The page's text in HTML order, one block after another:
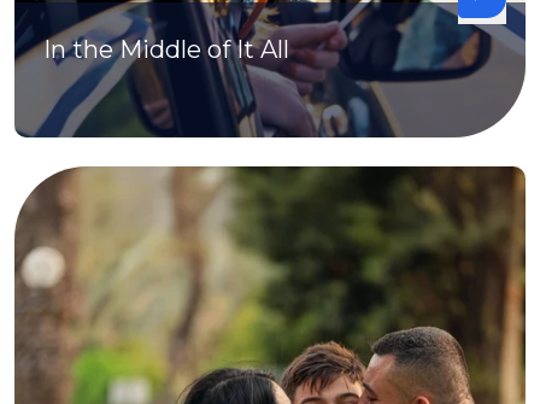
In the Middle of It All